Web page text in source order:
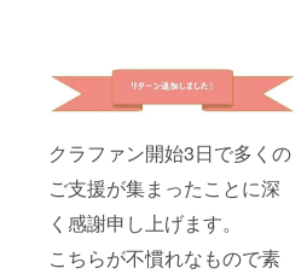
クラファン開始3日で多くの
ご支援が集まったことに深
く感謝申し上げます。
こちらが不慣れなもので素